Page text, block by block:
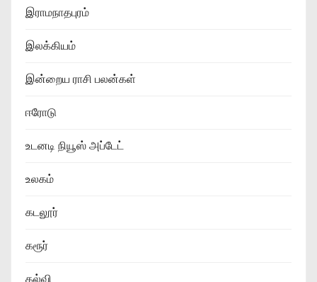
இராமநாதபுரம்
இலக்கியம்
இன்றைய ராசி பலன்கள்
ஈரோடு
உடனடி நியூஸ் அப்டேட்
உலகம்
கடலூர்
கரூர்
கல்வி